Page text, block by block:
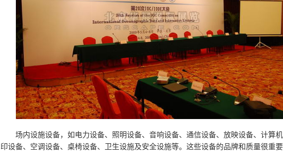
场内设施设备，如电力设备、照明设备、音响设备、通信设备、放映设备、计算
印设备、空调设备、桌椅设备、卫生设施及安全设施等。这些设备的品牌和质量很重要